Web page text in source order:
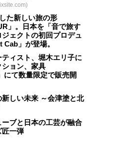
た新しい旅の形
」。日本を「音で旅す
ェクトの初回プロデュ
」が登場。
ィスト、堀木エリ子に
ション、家具
にて数量限定で販売開
新しい未来 ～会津塗と北
ブと日本の工芸が融合
匠一弾